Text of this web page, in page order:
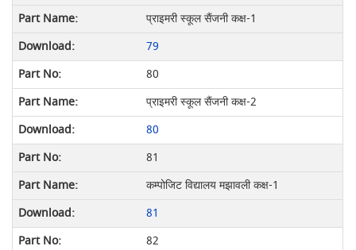
प्राइमरी स्कूल सैंजनी कक्ष-1
79
80
प्राइमरी स्कूल सैंजनी कक्ष-2
80
81
कम्पोजिट विद्यालय मझावली कक्ष-1
81
82